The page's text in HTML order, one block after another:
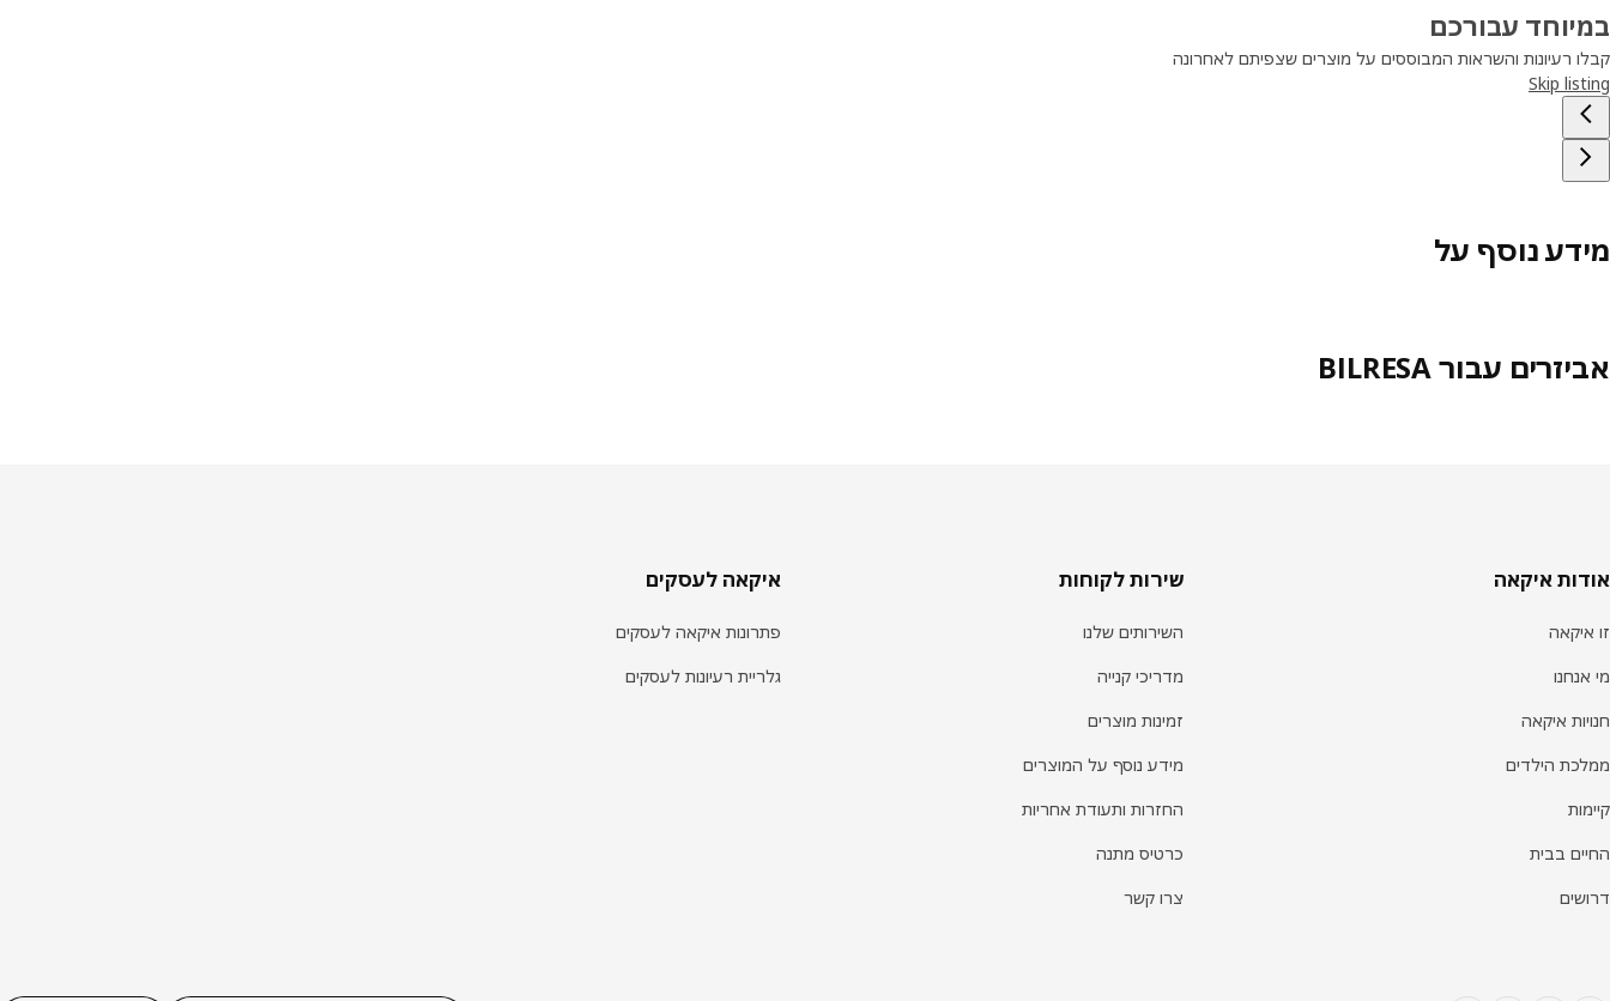
במיוחד עבורכם
קבלו רעיונות והשראות המבוססים על מוצרים שצפיתם לאחרונה
Skip listing
מידע נוסף על
אביזרים עבור BILRESA
פוטר
אודות איקאה
זו איקאה
מי אנחנו
חנויות איקאה
ממלכת הילדים
קיימות
החיים בבית
דרושים
שירות לקוחות
השירותים שלנו
מדריכי קנייה
זמינות מוצרים
מידע נוסף על המוצרים
החזרות ותעודת אחריות
כרטיס מתנה
צרו קשר
איקאה לעסקים
פתרונות איקאה לעסקים
גלריית רעיונות לעסקים